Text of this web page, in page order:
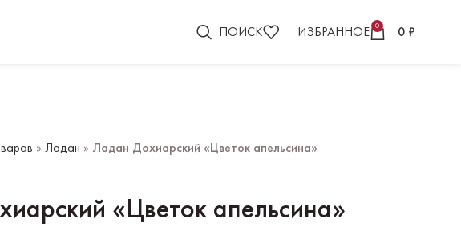
ПОИСК ИЗБРАННОЕ 0 0 ₽
» Ладан » Ладан Дохиарский «Цветок апельсина»
«Цветок апельсина»